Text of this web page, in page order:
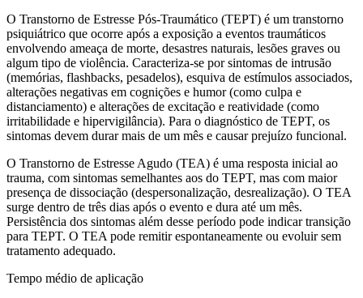
O Transtorno de Estresse Pós-Traumático (TEPT) é um transtorno
psiquiátrico que ocorre após a exposição a eventos traumáticos
envolvendo ameaça de morte, desastres naturais, lesões graves ou
algum tipo de violência. Caracteriza-se por sintomas de intrusão
(memórias, flashbacks, pesadelos), esquiva de estímulos associados,
alterações negativas em cognições e humor (como culpa e
distanciamento) e alterações de excitação e reatividade (como
irritabilidade e hipervigilância). Para o diagnóstico de TEPT, os
sintomas devem durar mais de um mês e causar prejuízo funcional.
O Transtorno de Estresse Agudo (TEA) é uma resposta inicial ao
trauma, com sintomas semelhantes aos do TEPT, mas com maior
presença de dissociação (despersonalização, desrealização). O TEA
surge dentro de três dias após o evento e dura até um mês.
Persistência dos sintomas além desse período pode indicar transição
para TEPT. O TEA pode remitir espontaneamente ou evoluir sem
tratamento adequado.
Tempo médio de aplicação